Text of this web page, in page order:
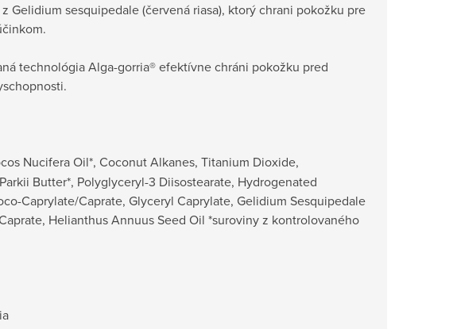
Gelidium sesquipedale (červená riasa), ktorý chrani pokožku pre
technológia Alga-gorria® efektívne chráni pokožku pred
Nucifera Oil*, Coconut Alkanes, Titanium Dioxide,
Butter*, Polyglyceryl-3 Diisostearate, Hydrogenated
Caprylate/Caprate, Glyceryl Caprylate, Gelidium Sesquipedale
Helianthus Annuus Seed Oil *suroviny z kontrolovaného